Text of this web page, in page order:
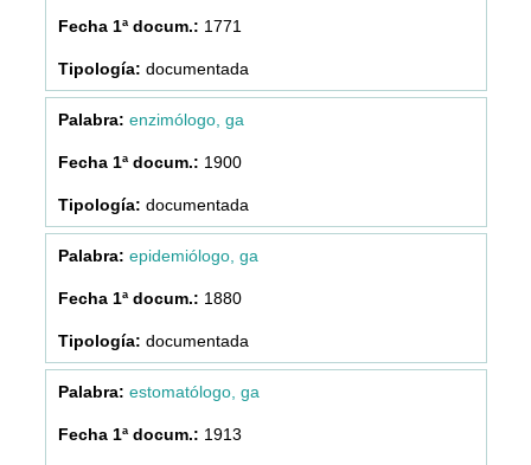
1771
documentada
enzimólogo, ga
1900
documentada
epidemiólogo, ga
1880
documentada
estomatólogo, ga
1913